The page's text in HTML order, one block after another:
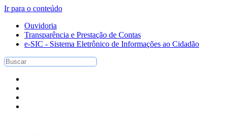
Ir para o conteúdo
Ouvidoria
Transparência e Prestação de Contas
e-SIC - Sistema Eletrônico de Informações ao Cidadão